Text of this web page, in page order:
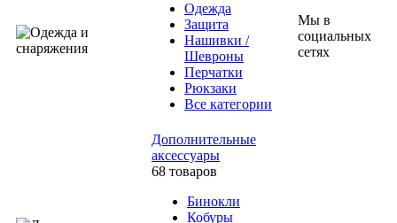
Одежда
Защита
Нашивки /
Шевроны
Перчатки
Рюкзаки
Все категории
Дополнительные
аксессуары
68 товаров
Бинокли
Кобуры
Мы в
социальных
сетях